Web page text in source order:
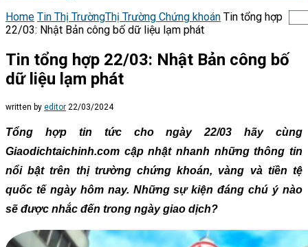
Home Tin Thị TrườngThị Trường Chứng khoán Tin tổng hợp
22/03: Nhật Bản công bố dữ liệu lạm phát
Tin tổng hợp 22/03: Nhật Bản công bố
dữ liệu lạm phát
written by editor 22/03/2024
Tổng hợp tin tức cho ngày 22/03 hãy cùng
Giaodichtaichinh.com cập nhật nhanh những thông tin
nổi bật trên thị trường chứng khoán, vàng và tiền tệ
quốc tế ngày hôm nay. Những sự kiện đáng chú ý nào
sẽ được nhắc đến trong ngày giao dịch?